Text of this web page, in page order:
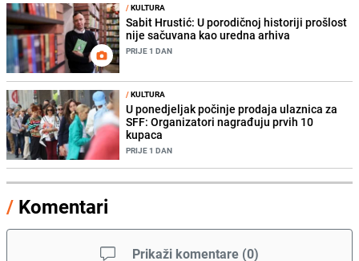
/KULTURA
Sabit Hrustić: U porodičnoj historiji prošlost
nije sačuvana kao uredna arhiva
PRIJE 1 DAN
/KULTURA
U ponedjeljak počinje prodaja ulaznica za
SFF: Organizatori nagrađuju prvih 10
kupaca
PRIJE 1 DAN
/ Komentari
Prikaži komentare (0)